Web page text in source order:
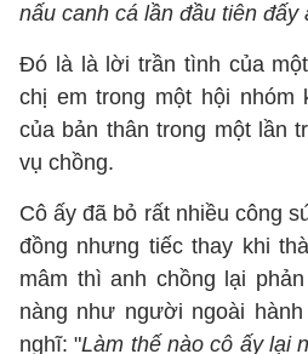
nấu canh cá lần đầu tiên đấy
Đó là là lời trần tình của
chị em trong một hội
của bản thân trong một lần
vụ chồng.
Cô ấy đã bỏ rất nhiều công
đồng nhưng tiếc thay khi
mâm thì anh chồng lại
nàng như người ngoài
nghĩ: "Làm thế nào cô ấy lại